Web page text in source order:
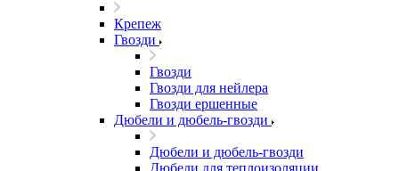
Крепеж
Гвозди
Гвозди
Гвозди для нейлера
Гвозди ершенные
Дюбели и дюбель-гвозди
Дюбели и дюбель-гвозди
Дюбели для теплоизоляции